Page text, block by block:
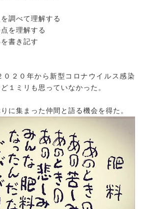
調べて理解する
を理解する
書き記す
０２０年から新型コロナウイルス感染
１ミリも思っていなかった。
に集まった仲間と語る機会を得た。